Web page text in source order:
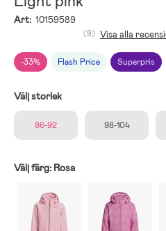
Art: 10159589
-33% Flash Price Superpris
(9) Visa alla
Välj storlek
86-92 98-104
Välj färg: Rosa